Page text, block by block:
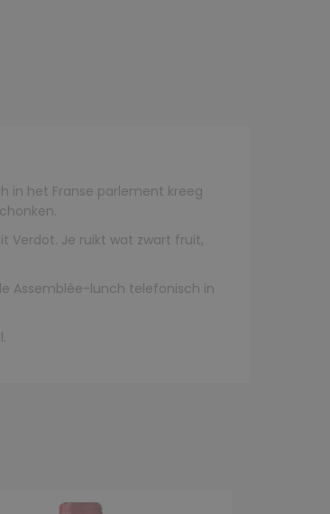
in het Franse parlement kreeg
Verdot. Je ruikt wat zwart fruit,
Assemblée-lunch telefonisch in